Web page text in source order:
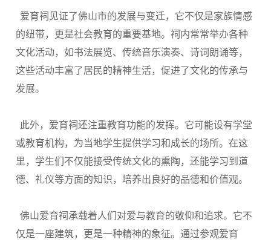
爱育祠见证了佛山市的发展与变迁，它不仅是家族情感
的纽带，更是社会教育的重要基地。祠内常常举办各种
文化活动，如书法展览、传统音乐演奏、诗词朗诵等，
这些活动丰富了居民的精神生活，促进了文化的传承与
发展。
此外，爱育祠还注重教育功能的发挥。它可能设有学堂
或教育机构，为当地学生提供学习和成长的场所。在这
里，学生们不仅能接受传统文化的熏陶，还能学习到道
德、礼仪等方面的知识，培养出良好的品德和价值观。
佛山爱育祠承载着人们对爱与教育的敬仰和追求。它不
仅是一座建筑，更是一种精神的象征。通过参观爱育